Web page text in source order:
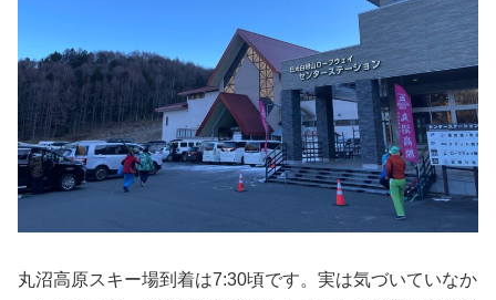
丸沼高原スキー場到着は7:30頃です。実は気づいていなか